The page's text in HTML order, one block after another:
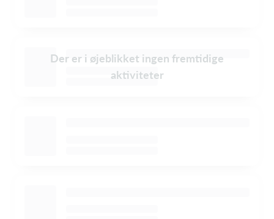
Der er i øjeblikket ingen fremtidige
aktiviteter